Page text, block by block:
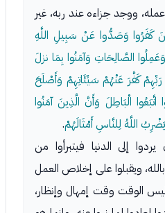
عمله، ووجد جزاءه عند ربه، غير
كَفَرُوا وَصَدُّوا عَنْ سَبِيلِ اللَّهِ
الصَّالِحَاتِ وَآمَنُوا بِمَا نزلَ
كَفَّرَ عَنْهُمْ سَيِّئَاتِهِمْ وَأَصْلَحَ
الْبَاطِلَ وَأَنَّ الَّذِينَ آمَنُوا
اللَّهُ لِلنَّاسِ أَمْثَالَهُمْ.
إلى الدنيا فيتبرأوا من
ويقبلوا على إخلاص العمل
الوقت وقت إمهال وإنظار،